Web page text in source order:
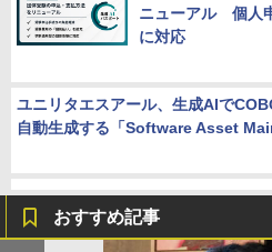
ニューアル 個人
に対応
ユニリタエスアール、生成AIで
自動生成する「Software Asset
おすすめ記事